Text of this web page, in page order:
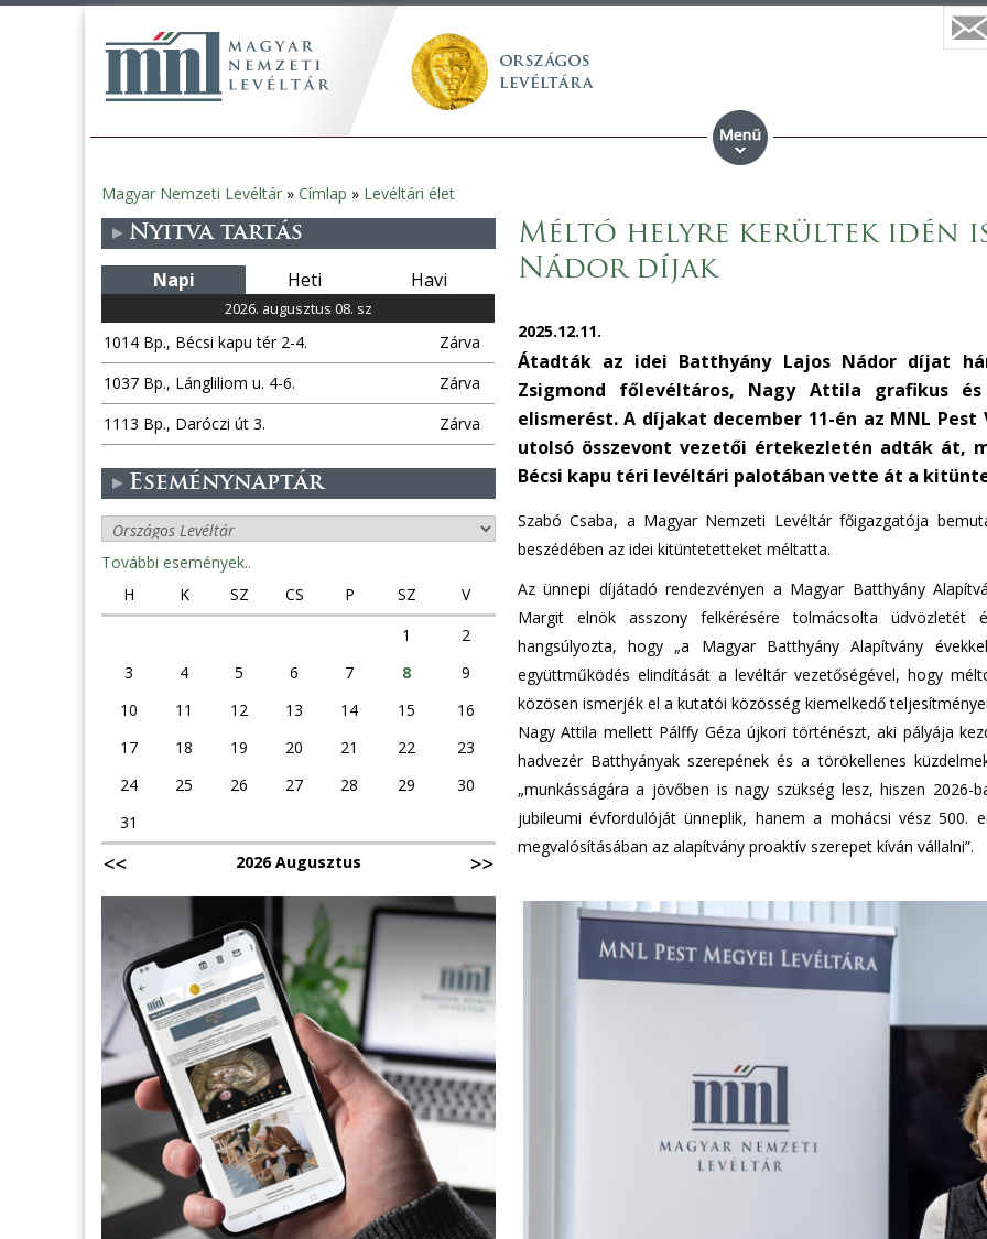
Jelenlegi
hely
Magyar Nemzeti Levéltár » Címlap » Levéltári élet
Méltó helyre kerültek idén
Nádor díjak
2025.12.11.
Átadták az idei Batthyány Lajos Nádor díjat
Zsigmond főlevéltáros, Nagy Attila grafikus
elismerést. A díjakat december 11-én az MNL
utolsó összevont vezetői értekezletén adták át,
Bécsi kapu téri levéltári palotában vette át a
Szabó Csaba, a Magyar Nemzeti Levéltár főigazgatója
beszédében az idei kitüntetetteket méltatta.
Az ünnepi díjátadó rendezvényen a Magyar Batthyány
Margit elnök asszony felkérésére tolmácsolta üdvözletét
hangsúlyozta, hogy „a Magyar Batthyány Alapítvány
együttműködés elindítását a levéltár vezetőségével, hogy
közösen ismerjék el a kutatói közösség kiemelkedő
Nagy Attila mellett Pálffy Géza újkori történészt, aki pályája
hadvezér Batthyányak szerepének és a törökellenes
„munkásságára a jövőben is nagy szükség lesz, hiszen
jubileumi évfordulóját ünneplik, hanem a mohácsi vész 500.
megvalósításában az alapítvány proaktív szerepet kíván vállalni”.
Nyitva tartás
Napi Heti Havi
2026. augusztus 08. sz
1014 Bp., Bécsi kapu tér 2-4.
Zárva
1037 Bp., Lángliliom u. 4-6.
Zárva
1113 Bp., Daróczi út 3.
Zárva
Eseménynaptár
További események..
H
K SZ CS P SZ
V
1
2
3
4 5 6 7 8
9
10
11 12 13 14 15
16
17
18 19 20 21 22
23
24
25 26 27 28 29
30
31
2026 Augusztus